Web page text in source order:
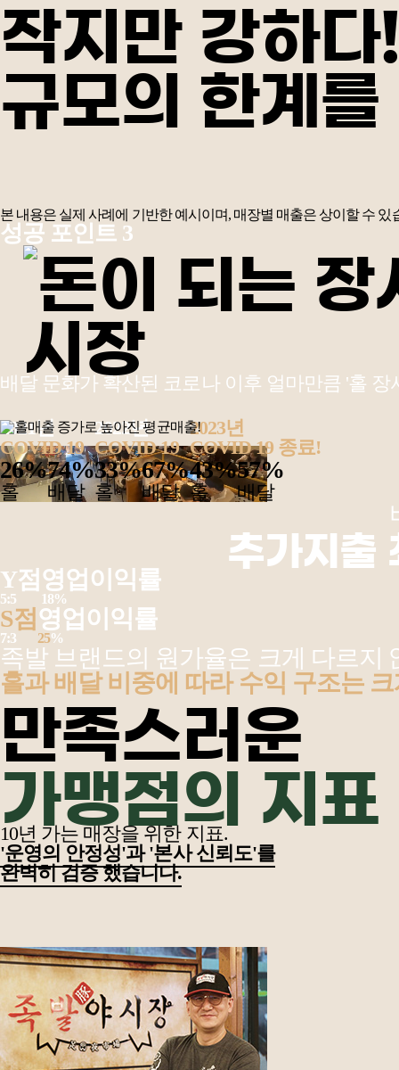
작지만 강하다
규모의 한계
본 내용은 실제 사례에 기반한 예시이며, 매장별 매출은 상이할 수 있
성공 포인트 3
배달 문화가 확산된 코로나 이후 얼마만큼 '홀
2021년
COVID 19
26%
홀
74%
배달
2022년
COVID 19
33%
홀
67%
배달
2023년
COVID 19 종료!
43%
홀
57%
배달
추가지출
Y점
5:5
영업이익률
18%
S점
7:3
영업이익률
25%
족발 브랜드의 원가율은 크게 다르지
홀과 배달 비중에 따라 수익 구조는
만족스러운
가맹점의 지표
10년 가는 매장을 위한 지표.
'운영의 안정성'과 '본사 신뢰도'를
완벽히 검증 했습니다.